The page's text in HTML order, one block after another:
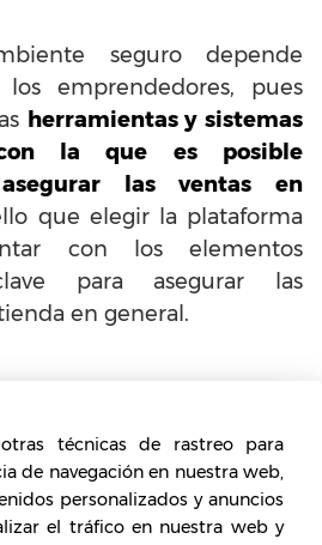
seguro depende
emprendedores, pues
herramientas y sistemas
la que es posible
las ventas en
que elegir la plataforma
con los elementos
para asegurar las
en general.
se ha creído que para
referente del mercado en
técnicas de rastreo para
de navegación en nuestra web,
personalizados y anuncios
el tráfico en nuestra web y